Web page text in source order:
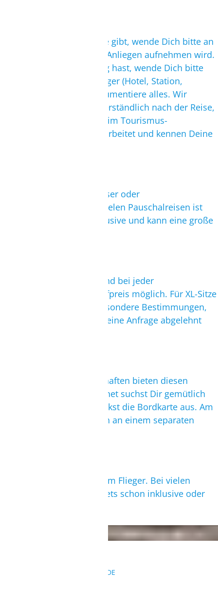
Wenn es vor Ort Probleme gibt, wende Dich bitte an
die Reiseleitung, die Dein Anliegen aufnehmen wird.
Falls Du keine Reiseleitung hast, wende Dich bitte
direkt an den Leistungsträger (Hotel, Station,
Fluggesellschaft) und dokumentiere alles. Wir
unterstützen Dich selbstverständlich nach der Reise,
denn wir haben jahrelang im Tourismus-
Qualitätsmanagement gearbeitet und kennen Deine
Ob erste Infos, Problemlöser oder
Ausflugsbuchungen, bei vielen Pauschalreisen ist
der Reiseleiterservice inklusive und kann eine große
Sitzplatzreservierungen sind bei jeder
Fluggesellschaft gegen Aufpreis möglich. Für XL-Sitze
am Notausgang gelten besondere Bestimmungen,
es kann passieren, dass Deine Anfrage abgelehnt
Immer mehr Fluggesellschaften bieten diesen
Service an. Über das Internet suchst Dir gemütlich
den Sitzplatz aus und druckst die Bordkarte aus. Am
Flughafen checkst Du auch an einem separaten
Entspannt mit dem Zug zum Flieger. Bei vielen
Reisen sind Rail & Fly Tickets schon inklusive oder
REISEANFRAGEN@SURFBUDE.DE